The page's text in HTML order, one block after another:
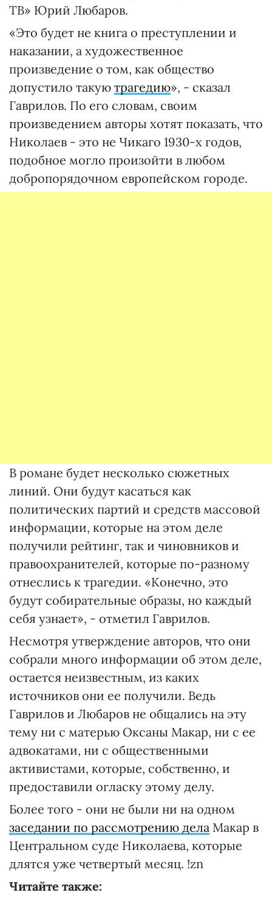
ТВ» Юрий Любаров.
«Это будет не книга о преступлении и
наказании, а художественное
произведение о том, как общество
допустило такую трагедию», - сказал
Гаврилов. По его словам, своим
произведением авторы хотят показать, что
Николаев - это не Чикаго 1930-х годов,
подобное могло произойти в любом
добропорядочном европейском городе.
В романе будет несколько сюжетных
линий. Они будут касаться как
политических партий и средств массовой
информации, которые на этом деле
получили рейтинг, так и чиновников и
правоохранителей, которые по-разному
отнеслись к трагедии. «Конечно, это
будут собирательные образы, но каждый
себя узнает», - отметил Гаврилов.
Несмотря утверждение авторов, что они
собрали много информации об этом деле,
остается неизвестным, из каких
источников они ее получили. Ведь
Гаврилов и Любаров не общались на эту
тему ни с матерью Оксаны Макар, ни с ее
адвокатами, ни с общественными
активистами, которые, собственно, и
предоставили огласку этому делу.
Более того - они не были ни на одном
заседании по рассмотрению дела Макар в
Центральном суде Николаева, которые
длятся уже четвертый месяц. !zn
Читайте также: